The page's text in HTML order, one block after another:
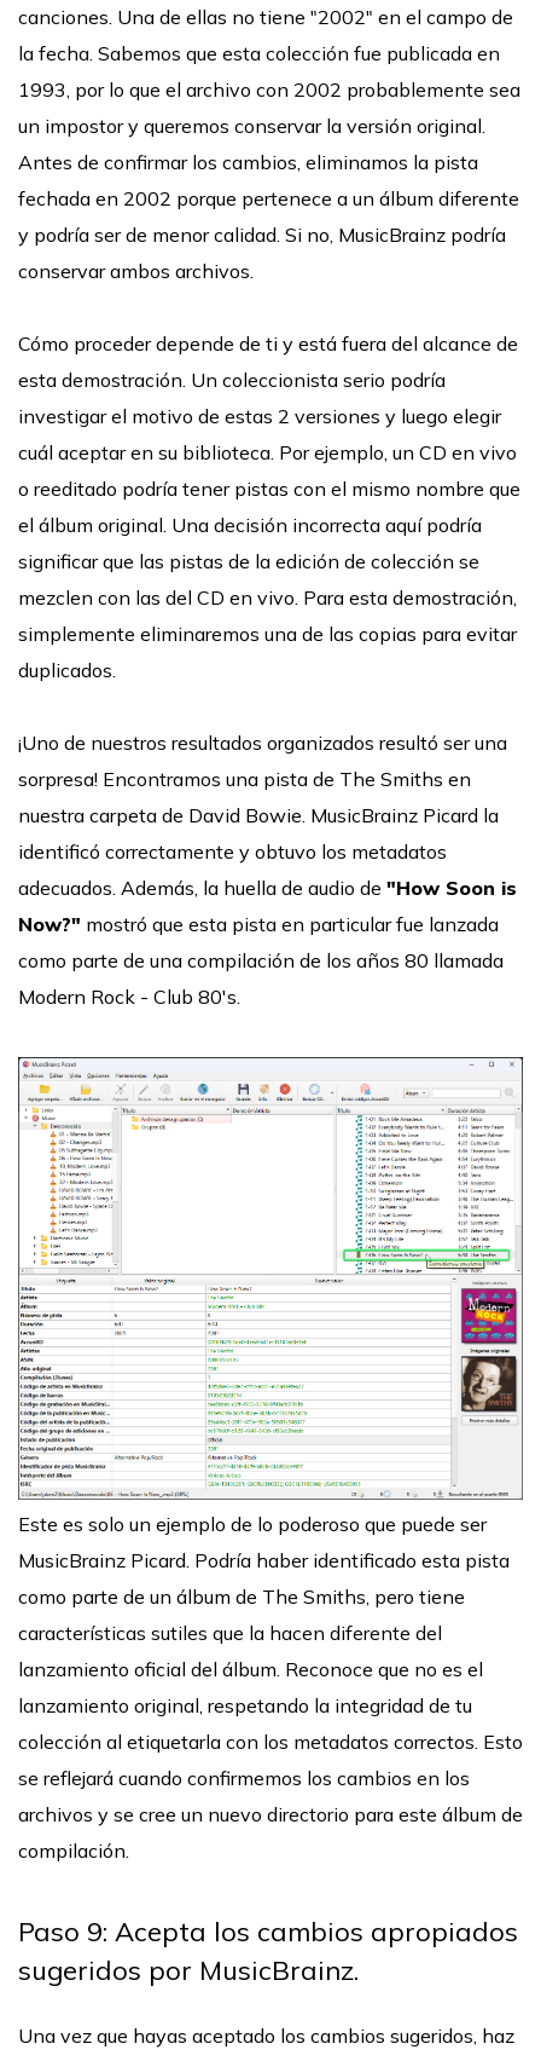
canciones. Una de ellas no tiene "2002" en el campo de
la fecha. Sabemos que esta colección fue publicada en
1993, por lo que el archivo con 2002 probablemente sea
un impostor y queremos conservar la versión original.
Antes de confirmar los cambios, eliminamos la pista
fechada en 2002 porque pertenece a un álbum diferente
y podría ser de menor calidad. Si no, MusicBrainz podría
conservar ambos archivos.
Cómo proceder depende de ti y está fuera del alcance de
esta demostración. Un coleccionista serio podría
investigar el motivo de estas 2 versiones y luego elegir
cuál aceptar en su biblioteca. Por ejemplo, un CD en vivo
o reeditado podría tener pistas con el mismo nombre que
el álbum original. Una decisión incorrecta aquí podría
significar que las pistas de la edición de colección se
mezclen con las del CD en vivo. Para esta demostración,
simplemente eliminaremos una de las copias para evitar
duplicados.
¡Uno de nuestros resultados organizados resultó ser una
sorpresa! Encontramos una pista de The Smiths en
nuestra carpeta de David Bowie. MusicBrainz Picard la
identificó correctamente y obtuvo los metadatos
adecuados. Además, la huella de audio de "How Soon is
Now?" mostró que esta pista en particular fue lanzada
como parte de una compilación de los años 80 llamada
Modern Rock - Club 80's.
Este es solo un ejemplo de lo poderoso que puede ser
MusicBrainz Picard. Podría haber identificado esta pista
como parte de un álbum de The Smiths, pero tiene
características sutiles que la hacen diferente del
lanzamiento oficial del álbum. Reconoce que no es el
lanzamiento original, respetando la integridad de tu
colección al etiquetarla con los metadatos correctos. Esto
se reflejará cuando confirmemos los cambios en los
archivos y se cree un nuevo directorio para este álbum de
compilación.
Paso 9: Acepta los cambios apropiados
sugeridos por MusicBrainz.
Una vez que hayas aceptado los cambios sugeridos, haz